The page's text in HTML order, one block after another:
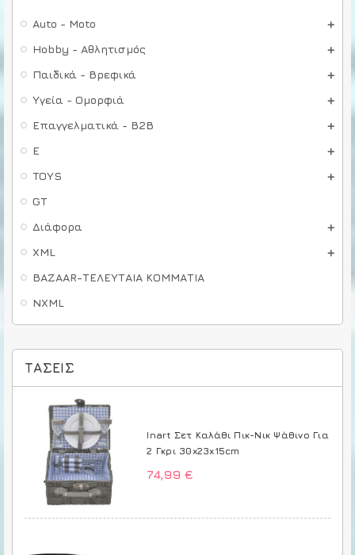
Auto - Moto
Hobby - Αθλητισμός
Παιδικά - Βρεφικά
Υγεία - Ομορφιά
Επαγγελματικά - B2B
E
TOYS
GT
Διάφορα
XML
BAZAAR-ΤΕΛΕΥΤΑΙΑ ΚΟΜΜΑΤΙΑ
NXML
ΤΆΣΕΙΣ
Inart Σετ Καλάθι Πικ-Νικ Ψάθινο Για
2 Γκρι 30x23x15cm
74,99 €